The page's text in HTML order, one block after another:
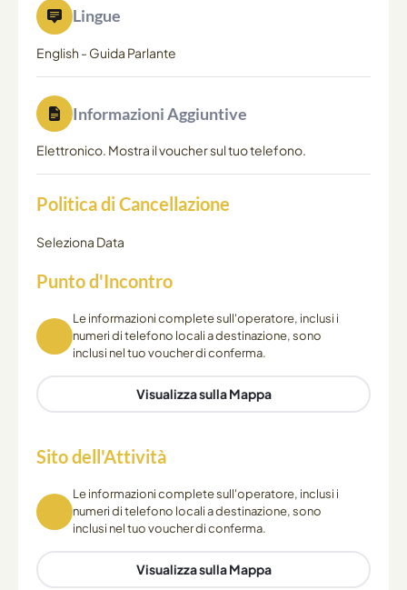
Lingue
English - Guida Parlante
Informazioni Aggiuntive
Elettronico. Mostra il voucher sul tuo telefono.
Politica di Cancellazione
Seleziona Data
Punto d'Incontro
Le informazioni complete sull'operatore, inclusi i
numeri di telefono locali a destinazione, sono
inclusi nel tuo voucher di conferma.
Visualizza sulla Mappa
Sito dell'Attività
Le informazioni complete sull'operatore, inclusi i
numeri di telefono locali a destinazione, sono
inclusi nel tuo voucher di conferma.
Visualizza sulla Mappa